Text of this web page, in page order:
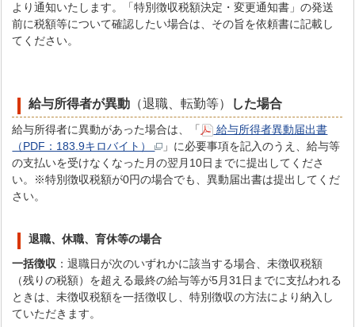
より通知いたします。「特別徴収税額決定・変更通知書」の発送
前に税額等について確認したい場合は、その旨を依頼書に記載し
てください。
給与所得者が異動 （退職、転勤等） した場合
給与所得者に異動があった場合は、「
給与所得者異動届出書
（PDF：183.9キロバイト）
」に必要事項を記入のうえ、給与等
の支払いを受けなくなった月の翌月10日までに提出してくださ
い。※特別徴収税額が0円の場合でも、異動届出書は提出してくだ
さい。
退職、休職、育休等の場合
一括徴収 ：退職日が次のいずれかに該当する場合、未徴収税額
（残りの税額）を超える最終の給与等が5月31日までに支払われる
ときは、未徴収税額を一括徴収し、特別徴収の方法により納入し
ていただきます。